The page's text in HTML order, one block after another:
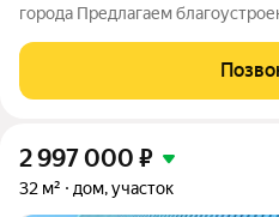
города Предлагаем
2 997 000 ₽
32 м² дом, участок